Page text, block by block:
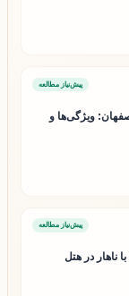
پیش‌نیاز مطالعه
ویژگی‌ها و
پیش‌نیاز مطالعه
ناهار در هتل